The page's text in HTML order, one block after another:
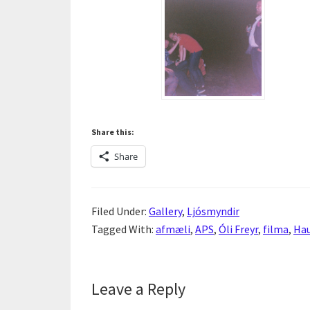
Share this:
Share
Filed Under: Gallery, Ljósmyndir
Tagged With: afmæli, APS, Óli Freyr, filma,
Reader
Leave a Reply